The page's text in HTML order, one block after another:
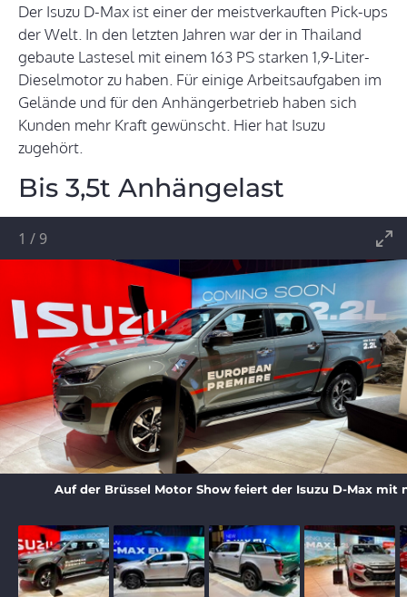
Der Isuzu D-Max ist einer der meistverkauften Pick-ups
der Welt. In den letzten Jahren war der in Thailand
gebaute Lastesel mit einem 163 PS starken 1,9-Liter-
Dieselmotor zu haben. Für einige Arbeitsaufgaben im
Gelände und für den Anhängerbetrieb haben sich
Kunden mehr Kraft gewünscht. Hier hat Isuzu
zugehört.
Bis 3,5t Anhängelast
Auf der Brüssel Motor Show feiert der Isuzu D-Max mit
1 / 9